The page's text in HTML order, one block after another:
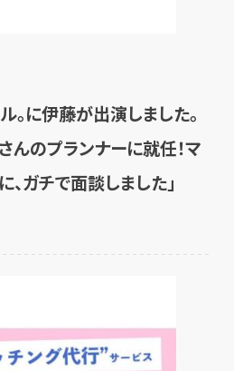
に伊藤が出演しました。
んのプランナーに就任！マ
ガチで面談しました」